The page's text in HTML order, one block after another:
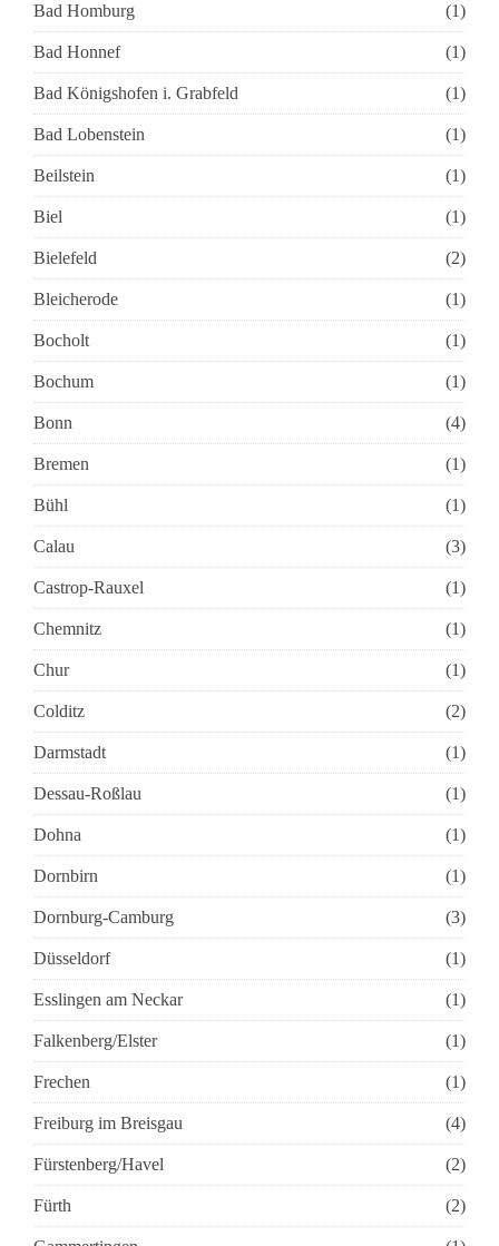
Bad Homburg (1)
Bad Honnef (1)
Bad Königshofen i. Grabfeld (1)
Bad Lobenstein (1)
Beilstein (1)
Biel (1)
Bielefeld (2)
Bleicherode (1)
Bocholt (1)
Bochum (1)
Bonn (4)
Bremen (1)
Bühl (1)
Calau (3)
Castrop-Rauxel (1)
Chemnitz (1)
Chur (1)
Colditz (2)
Darmstadt (1)
Dessau-Roßlau (1)
Dohna (1)
Dornbirn (1)
Dornburg-Camburg (3)
Düsseldorf (1)
Esslingen am Neckar (1)
Falkenberg/Elster (1)
Frechen (1)
Freiburg im Breisgau (4)
Fürstenberg/Havel (2)
Fürth (2)